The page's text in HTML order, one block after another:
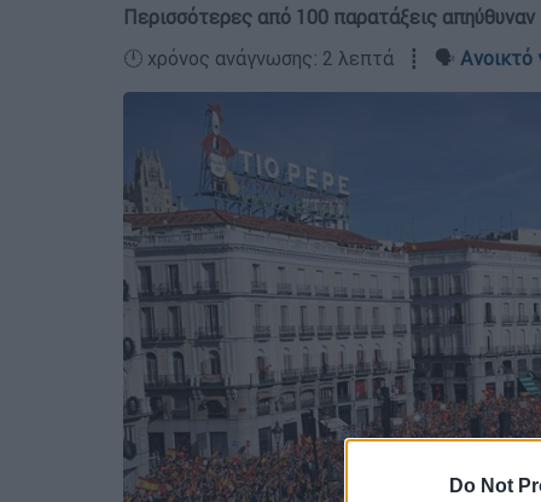
Do Not
Περισσότερες από 100 παρατάξεις απηύθυναν
🕛 χρόνος ανάγνωσης: 2 λεπτά ┋ 🗣️ Ανοικτό